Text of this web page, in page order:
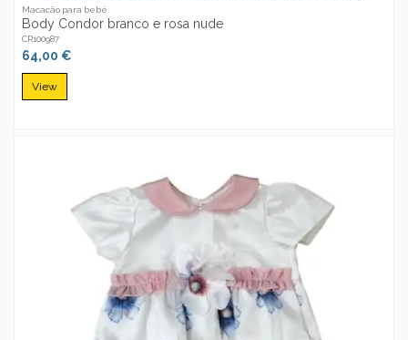
Macacão para bebé
Body Condor branco e rosa nude
CR100987
64,00 €
View